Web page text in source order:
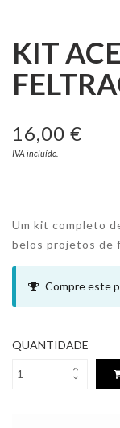
KIT
16,00 €
IVA incluído.
Um kit completo
belos projetos de
Compre este
QUANTIDADE